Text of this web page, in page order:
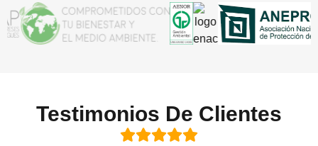
Testimonios De Clientes